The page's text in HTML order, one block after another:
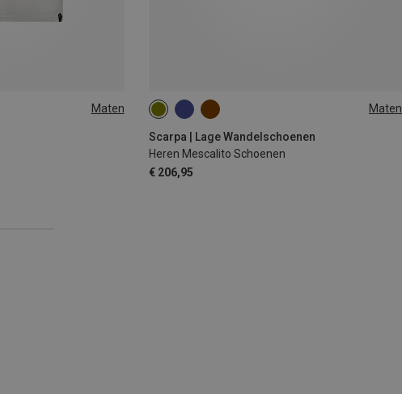
Maten Maten
Scarpa | Lage Wandelschoenen
Heren Mescalito Schoenen
€ 206,95